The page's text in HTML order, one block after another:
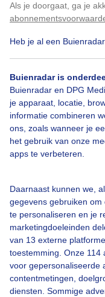
Als je doorgaat, ga je
Heb je al een
Buienradar is
Buienradar en DPG
je apparaat, locatie,
informatie combineren
ons, zoals wanneer je
het gebruik van onze
apps te verbeteren.
Daarnaast kunnen we,
gegevens gebruiken
te personaliseren en je
marketingdoeleinden
van 13 externe
toestemming. Onze 114
voor gepersonaliseerde
contentmetingen,
diensten. Sommige
Kats, Zeeland
Door: Geeske Harkema
Bloesem
Bekijk slideshow
Een
Klik